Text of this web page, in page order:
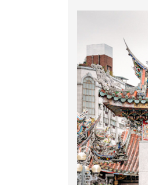
được người
vời, quý khách
Buổi chiều
Chínhhay còn
xây dựng
trong lịch sử
Đài tưởng niệm
Đến Tòa Tháp
nhất và là biểu
Đoàn tham